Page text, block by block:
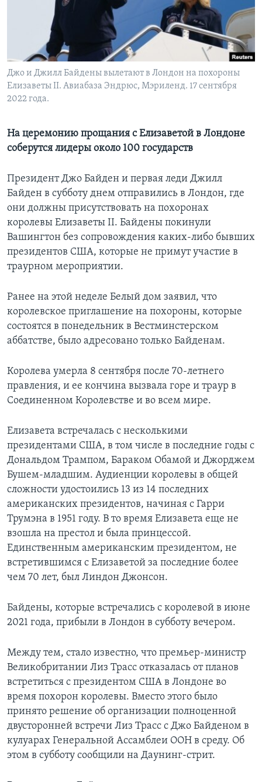
Learning English
СОЦИАЛЬНЫЕ СЕТИ
Джо и Джилл Байдены вылетают в Лондон на похороны
Елизаветы II. Авиабаза Эндрюс, Мэриленд. 17 сентября
2022 года.
На церемонию прощания с Елизаветой в Лондоне
соберутся лидеры около 100 государств
Президент Джо Байден и первая леди Джилл
Байден в субботу днем отправились в Лондон, где
они должны присутствовать на похоронах
королевы Елизаветы II. Байдены покинули
Вашингтон без сопровождения каких-либо бывших
президентов США, которые не примут участие в
траурном мероприятии.
Ранее на этой неделе Белый дом заявил, что
королевское приглашение на похороны, которые
состоятся в понедельник в Вестминстерском
аббатстве, было адресовано только Байденам.
Королева умерла 8 сентября после 70-летнего
правления, и ее кончина вызвала горе и траур в
Соединенном Королевстве и во всем мире.
Елизавета встречалась с несколькими
президентами США, в том числе в последние годы с
Дональдом Трампом, Бараком Обамой и Джорджем
Бушем-младшим. Аудиенции королевы в общей
сложности удостоились 13 из 14 последних
американских президентов, начиная с Гарри
Трумэна в 1951 году. В то время Елизавета еще не
взошла на престол и была принцессой.
Единственным американским президентом, не
встретившимся с Елизаветой за последние более
чем 70 лет, был Линдон Джонсон.
Байдены, которые встречались с королевой в июне
2021 года, прибыли в Лондон в субботу вечером.
Между тем, стало известно, что премьер-министр
Великобритании Лиз Трасс отказалась от планов
встретиться с президентом США в Лондоне во
время похорон королевы. Вместо этого было
принято решение об организации полноценной
двусторонней встречи Лиз Трасс с Джо Байденом в
кулуарах Генеральной Ассамблеи ООН в среду. Об
этом в субботу сообщили на Даунинг-стрит.